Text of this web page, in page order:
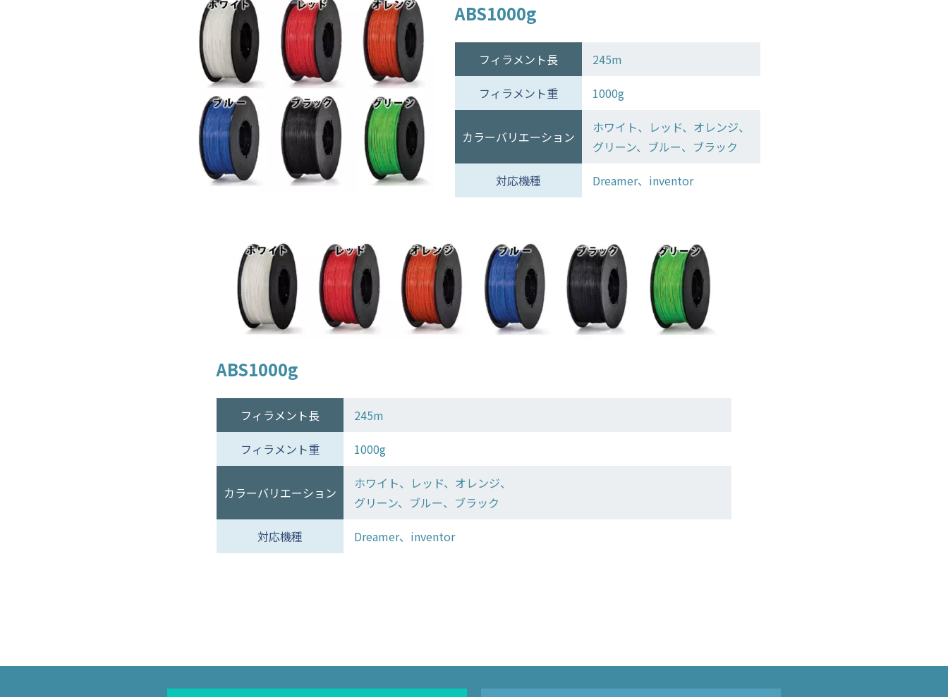
ABS1000g
フィラメント長
245m
フィラメント重
1000g
カラーバリエーション
ホワイト、レッド、オレンジ、
グリーン、ブルー、ブラック
対応機種
Dreamer、inventor
ABS1000g
フィラメント長
245m
フィラメント重
1000g
カラーバリエーション
ホワイト、レッド、オレンジ、
グリーン、ブルー、ブラック
対応機種
Dreamer、inventor